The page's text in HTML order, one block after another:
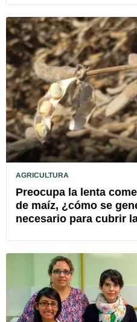
AGRICULTURA
Preocupa la lenta
de maíz, ¿cómo se
necesario para cubrir